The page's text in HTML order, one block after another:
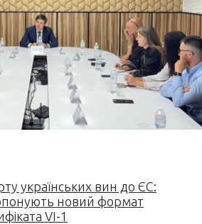
українських вин до ЄС:
новий формат
VI-1